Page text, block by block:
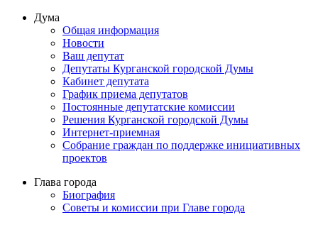
Дума
Общая информация
Новости
Ваш депутат
Депутаты Курганской городской Думы
Кабинет депутата
График приема депутатов
Постоянные депутатские комиссии
Решения Курганской городской Думы
Интернет-приемная
Собрание граждан по поддержке инициативных
проектов
Глава города
Биография
Советы и комиссии при Главе города